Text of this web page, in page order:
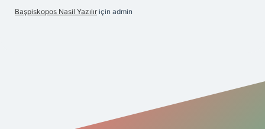
Başpiskopos Nasil Yazılır için admin